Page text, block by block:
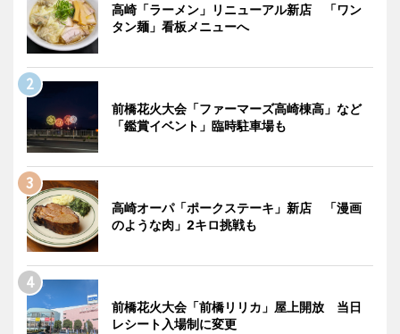
高崎「ラーメン」リニューアル新店 「ワン
タン麺」看板メニューへ
前橋花火大会「ファーマーズ高崎棟高」など
「鑑賞イベント」臨時駐車場も
高崎オーパ「ポークステーキ」新店 「漫画
のような肉」2キロ挑戦も
前橋花火大会「前橋リリカ」屋上開放 当日
レシート入場制に変更